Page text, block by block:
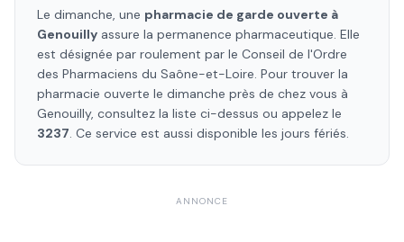
Le dimanche, une pharmacie de garde ouverte à
Genouilly assure la permanence pharmaceutique. Elle
est désignée par roulement par le Conseil de l'Ordre
des Pharmaciens du Saône-et-Loire. Pour trouver la
pharmacie ouverte le dimanche près de chez vous à
Genouilly, consultez la liste ci-dessus ou appelez le
3237. Ce service est aussi disponible les jours fériés.
ANNONCE